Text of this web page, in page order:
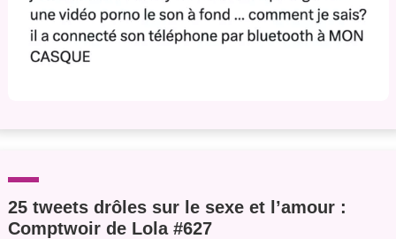
25 tweets drôles sur le sexe et l’amour :
Comptwoir de Lola #627